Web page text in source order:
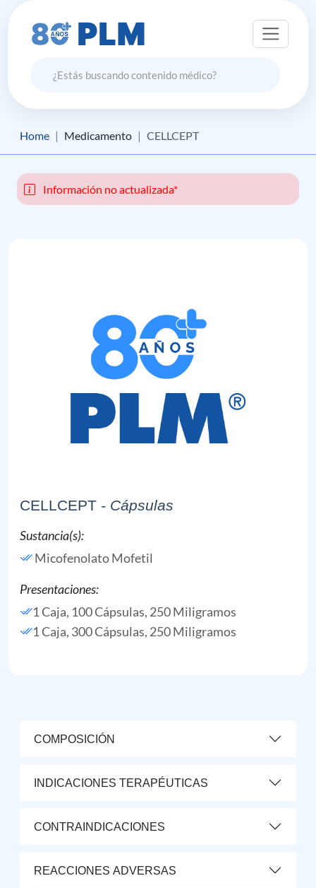
Home Medicamento CELLCEPT
Información no actualizada*
CELLCEPT - Cápsulas
Sustancia(s):
Micofenolato Mofetil
Presentaciones:
1 Caja, 100 Cápsulas, 250 Miligramos
1 Caja, 300 Cápsulas, 250 Miligramos
COMPOSICIÓN
INDICACIONES TERAPÉUTICAS
CONTRAINDICACIONES
REACCIONES ADVERSAS